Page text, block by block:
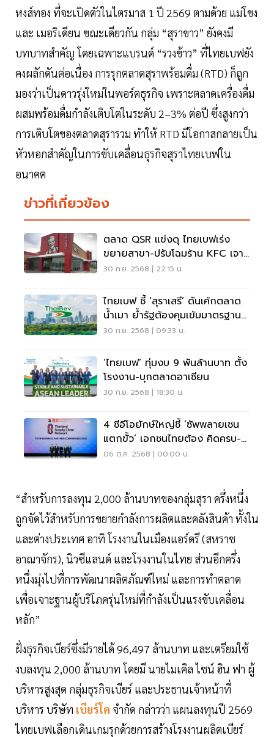
หงส์ทอง ที่จะเปิดตัวในไตรมาส 1 ปี 2569 ตามด้วย แม่โขง
และ เมอริเดียน ขณะเดียวกัน กลุ่ม “สุราขาว” ยังคงมี
บทบาทสำคัญ โดยเฉพาะแบรนด์ “รวงข้าว” ที่ไทยเบฟยัง
คงผลักดันต่อเนื่อง การรุกตลาดสุราพร้อมดื่ม (RTD) ก็ถูก
มองว่าเป็นดาวรุ่งใหม่ในพอร์ตธุรกิจ เพราะตลาดเครื่องดื่ม
ผสมพร้อมดื่มกำลังเติบโตในระดับ 2–3% ต่อปี ซึ่งสูงกว่า
การเติบโตของตลาดสุรารวม ทำให้ RTD มีโอกาสกลายเป็น
หัวหอกสำคัญในการขับเคลื่อนธุรกิจสุราไทยเบฟใน
อนาคต
ข่าวที่เกี่ยวข้อง
ตลาด QSR แข่งดุ ไทยเบฟเร่ง
ขยายสาขา-ปรับโฉมร้าน KFC เจาะ
กลุ่มคนรุ่นใหม่
30 ก.ย. 2568 | 22:15 น.
ไทยเบฟ ชี้ ‘สุราเสรี’ ดันเค้กตลาด
น้ำเมา ย้ำรัฐต้องคุมเข้มมาตรฐานคู่
แข่งใหม่
30 ก.ย. 2568 | 09:33 น.
‘ไทยเบฟ’ ทุ่มงบ 9 พันล้านบาท ตั้ง
โรงงาน-บุกตลาดอาเซียน
30 ก.ย. 2568 | 18:30 น.
4 ซีอีโอยักษ์ใหญ่ชี้ ‘ซัพพลายเชน
แตกขั้ว’ เอกชนไทยต้อง คิดครบ-
เรียนรู้ใหม่
06 ต.ค. 2568 | 00:00 น.
“สำหรับการลงทุน 2,000 ล้านบาทของกลุ่มสุรา ครึ่งหนึ่ง
ถูกจัดไว้สำหรับการขยายกำลังการผลิตและคลังสินค้า ทั้งใน
และต่างประเทศ อาทิ โรงงานในเมืองแอร์ดรี (สหราช
อาณาจักร), นิวซีแลนด์ และโรงงานในไทย ส่วนอีกครึ่ง
หนึ่งมุ่งไปที่การพัฒนาผลิตภัณฑ์ใหม่ และการทำตลาด
เพื่อเจาะฐานผู้บริโภครุ่นใหม่ที่กำลังเป็นแรงขับเคลื่อน
หลัก”
ฝั่งธุรกิจเบียร์ซึ่งมีรายได้ 96,497 ล้านบาท และเตรียมใช้
งบลงทุน 2,000 ล้านบาท โดยมี นายไมเคิล ไชน์ ฮิน ฟา ผู้
บริหารสูงสุด กลุ่มธุรกิจเบียร์ และประธานเจ้าหน้าที่
บริหาร บริษัท เบียร์โค จำกัด กล่าวว่า แผนลงทุนปี 2569
ไทยเบฟเลือกเดินเกมรุกด้วยการสร้างโรงงานผลิตเบียร์